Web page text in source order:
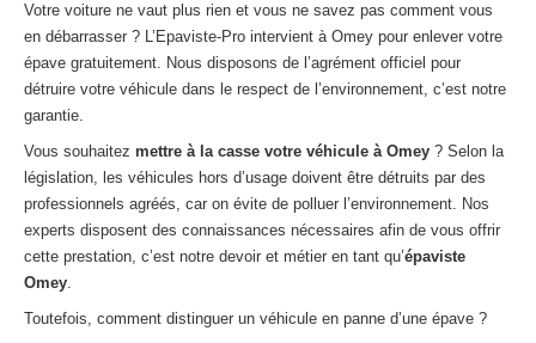
02– Aisne
Tousles secteurs
CENTREVHU AGRÉE
Centreagréé VHU Paris 75 : casse auto avec destruction
Centre
agréé VHU 77 : casse auto avec destruction
Votre voiture ne vaut plus rien et vous ne savez pas comment vous
en débarrasser ? L’Epaviste-Pro intervient à Omey pour enlever votre
épave gratuitement. Nous disposons de l’agrément officiel pour
détruire votre véhicule dans le respect de l’environnement, c’est notre
garantie.
Vous souhaitez mettre à la casse votre véhicule à Omey ? Selon la
législation, les véhicules hors d’usage doivent être détruits par des
professionnels agréés, car on évite de polluer l’environnement. Nos
experts disposent des connaissances nécessaires afin de vous offrir
cette prestation, c’est notre devoir et métier en tant qu’épaviste
Omey.
Toutefois, comment distinguer un véhicule en panne d’une épave ?